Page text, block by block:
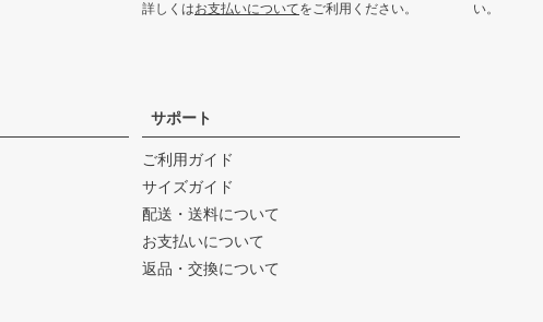
詳しくはお支払いについてをご利用ください。
い。
サポート
ご利用ガイド
サイズガイド
配送・送料について
お支払いについて
返品・交換について